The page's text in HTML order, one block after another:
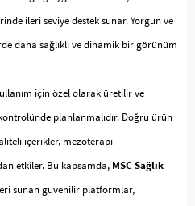
ileri seviye destek sunar. Yorgun ve
daha sağlıklı ve dinamik bir görünüm
için özel olarak üretilir ve
planlanmalıdır. Doğru ürün
içerikler, mezoterapi
etkiler. Bu kapsamda, MSC Sağlık
sunan güvenilir platformlar,